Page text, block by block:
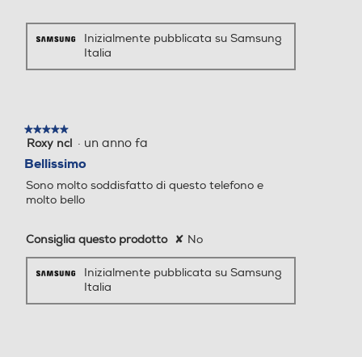
75,8
Profondità-mm
Peso-gr
190
Informazioni sulla sicurezza del prodotto
Clicca qui
5.4 Wi-Fi 7 802.11a/b/g/n/
ac/ax/be 2.4GHz+5GHz+6G
Hz, EHT320, MIMO, 4096-
QAM GPS, Glonass, Beidou,
droid auto Supporto nanoS
IM 4FF (SIM 1 + SIM 2 / SIM
1 + eSIM / Dual eSIM) 5G D
626 Mbps 4G / LTE Cat. 20
DL 2000 Mbps, Cat. 18 UL
Presenza AI Presenza AI
Inizialmente pubblicata su Samsung
Italia
★★★★★
★★★★★
5
5
stelle.
Roxy ncl · un anno fa
Bellissimo
Sono molto soddisfatto di questo telefono e
molto bello
Consiglia questo prodotto ✘ No
Inizialmente pubblicata su Samsung
Italia